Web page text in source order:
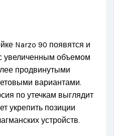
Narzo 90 появятся и
увеличенным объемом
продвинутыми
вариантами.
по утечкам выглядит
укрепить позиции
устройств.